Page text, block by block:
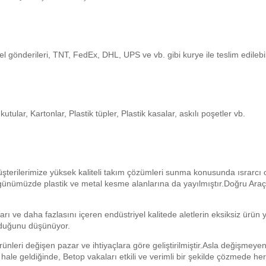
gönderileri, TNT, FedEx, DHL, UPS ve vb. gibi kurye ile teslim
Kartonlar, Plastik tüpler, Plastik kasalar, askılı poşetler vb.
yüksek kaliteli takım çözümleri sunma konusunda
plastik ve metal kesme alanlarına da yayılmıştır.Doğru
ve daha fazlasını içeren endüstriyel kalitede aletlerin eksiksiz
düşünüyor.
değişen pazar ve ihtiyaçlara göre geliştirilmiştir.Asla
geldiğinde, Betop vakaları etkili ve verimli bir şekilde çözmede